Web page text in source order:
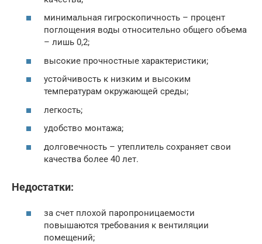
минимальная гигроскопичность – процент
поглощения воды относительно общего объема
– лишь 0,2;
высокие прочностные характеристики;
устойчивость к низким и высоким
температурам окружающей среды;
легкость;
удобство монтажа;
долговечность – утеплитель сохраняет свои
качества более 40 лет.
Недостатки:
за счет плохой паропроницаемости
повышаются требования к вентиляции
помещений;